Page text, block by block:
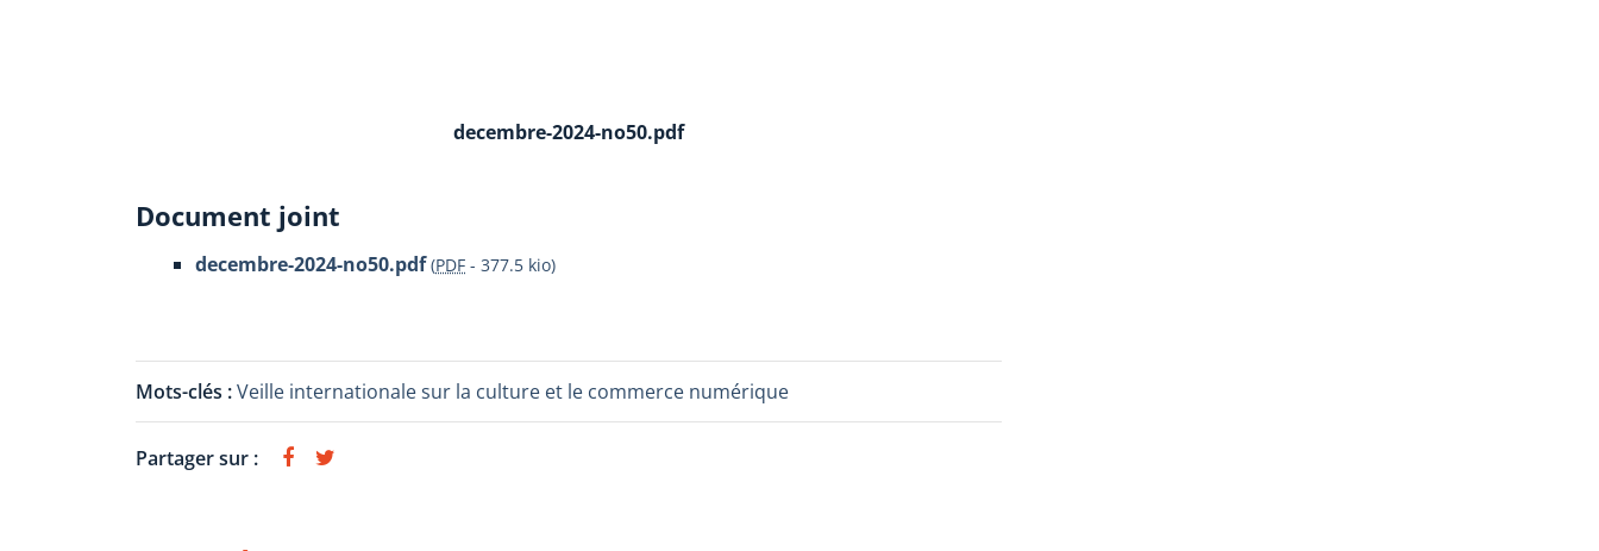
decembre-2024-no50.pdf
Document joint
decembre-2024-no50.pdf (PDF - 377.5 kio)
Mots-clés :Veille internationale sur la culture et le commerce numérique
Partager sur :